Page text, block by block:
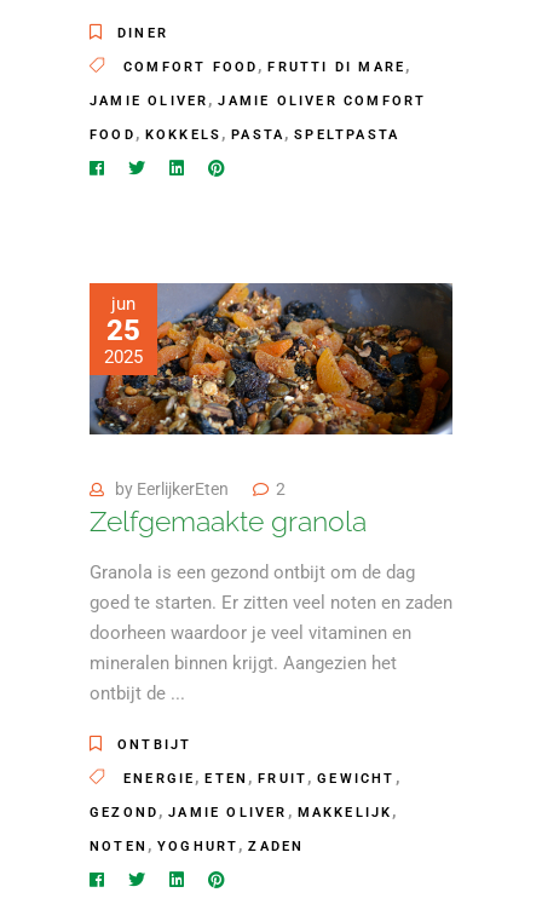
DINER
COMFORT FOOD ,FRUTTI DI MARE ,
JAMIE OLIVER ,JAMIE OLIVER COMFORT
FOOD , KOKKELS ,PASTA,SPELTPASTA
jun
25
2025
by EerlijkerEten 2
Zelfgemaakte granola
Granola is een gezond ontbijt om de dag
goed te starten. Er zitten veel noten en zaden
doorheen waardoor je veel vitaminen en
mineralen binnen krijgt. Aangezien het
ontbijt de
ONTBIJT
ENERGIE ,ETEN ,FRUIT ,GEWICHT ,
GEZOND ,JAMIE OLIVER , MAKKELIJK ,
NOTEN , YOGHURT ,ZADEN